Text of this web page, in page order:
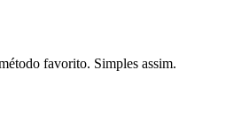
favorito. Simples assim.